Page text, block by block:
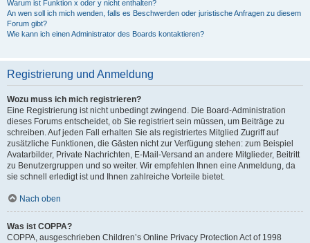
Warum ist Funktion x oder y nicht enthalten?
An wen soll ich mich wenden, falls es Beschwerden oder juristische Anfragen zu diesem
Forum gibt?
Wie kann ich einen Administrator des Boards kontaktieren?
Registrierung und Anmeldung
Wozu muss ich mich registrieren?
Eine Registrierung ist nicht unbedingt zwingend. Die Board-Administration
dieses Forums entscheidet, ob Sie registriert sein müssen, um Beiträge zu
schreiben. Auf jeden Fall erhalten Sie als registriertes Mitglied Zugriff auf
zusätzliche Funktionen, die Gästen nicht zur Verfügung stehen: zum Beispiel
Avatarbilder, Private Nachrichten, E-Mail-Versand an andere Mitglieder, Beitritt
zu Benutzergruppen und so weiter. Wir empfehlen Ihnen eine Anmeldung, da
sie schnell erledigt ist und Ihnen zahlreiche Vorteile bietet.
Nach oben
Was ist COPPA?
COPPA, ausgeschrieben Children’s Online Privacy Protection Act of 1998